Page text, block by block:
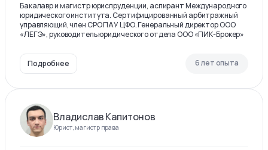
Бакалавр и магистр юриспруденции, аспирант Международного
юридического института. Сертифицированный арбитражный
управляющий, член СРО ПАУ ЦФО. Генеральный директор ООО
«ЛЕГЭ», руководитель юридического отдела ООО «ПИК-Брокер»
Подробнее 6 лет опыта
Владислав Капитонов
Юрист, магистр права